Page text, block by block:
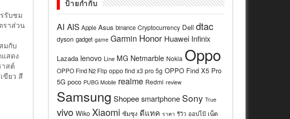
รับชม
ราส่วน
มกับ
สดง
สต์
ขียว สี
ป้ายกำกับ
AI AIS Apple Asus binance Cryptocurrency Dell dtac
dyson gadget game Garmin Honor Huawei Infinix
Lazada lenovo Line MG Netmarble Nokia Oppo
OPPO Find N2 Flip oppo find x3 pro 5g OPPO Find X5 Pro
5G poco PUBG Mobile realme Redmi review
Samsung Shopeesmartphone Sony True
vivo Wiko Xiaomi ซัมซุง ดีแทค ราคา รีวิว ออปโป้ เน็ต